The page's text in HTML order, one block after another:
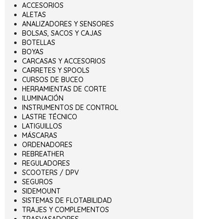
ACCESORIOS
ALETAS
ANALIZADORES Y SENSORES
BOLSAS, SACOS Y CAJAS
BOTELLAS
BOYAS
CARCASAS Y ACCESORIOS
CARRETES Y SPOOLS
CURSOS DE BUCEO
HERRAMIENTAS DE CORTE
ILUMINACIÓN
INSTRUMENTOS DE CONTROL
LASTRE TÉCNICO
LATIGUILLOS
MÁSCARAS
ORDENADORES
REBREATHER
REGULADORES
SCOOTERS / DPV
SEGUROS
SIDEMOUNT
SISTEMAS DE FLOTABILIDAD
TRAJES Y COMPLEMENTOS